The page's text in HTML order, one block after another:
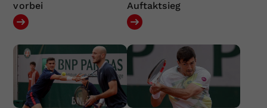
vorbei Auftaktsieg